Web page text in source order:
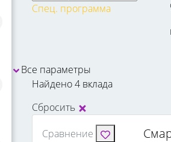
Спец. программа
Все параметры
Найдено 4 вклада
Сбросить
Сравнение